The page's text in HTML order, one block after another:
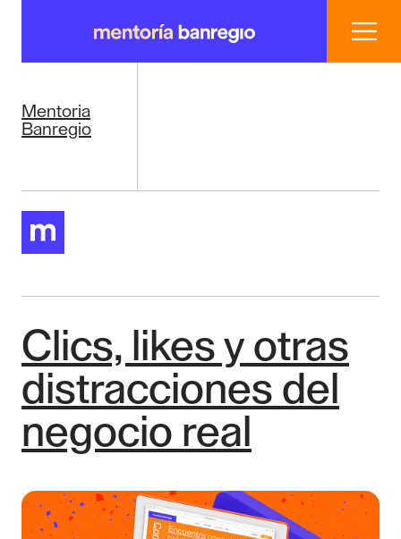
Nosotros
Conocimiento
Blog
Buscar Registro
El programa es gratuito y
abierto para clientes y no
clientes.
Regístrate
Aquí
Mentoria
Banregio
Clics, likes y otras
distracciones del
negocio real